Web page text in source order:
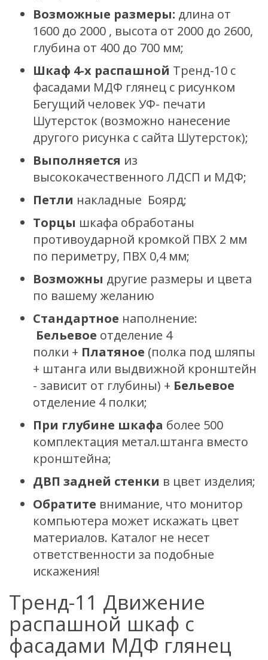
Возможные размеры: длина от
1600 до 2000 , высота от 2000 до 2600,
глубина от 400 до 700 мм;
Шкаф 4-х распашной Тренд-10 с
фасадами МДФ глянец с рисунком
Бегущий человек УФ- печати
Шутерсток (возможно нанесение
другого рисунка с сайта Шутерсток);
Выполняется из
высококачественного ЛДСП и МДФ;
Петли накладные Боярд;
Торцы шкафа обработаны
противоударной кромкой ПВХ 2 мм
по периметру, ПВХ 0,4 мм;
Возможны другие размеры и цвета
по вашему желанию
Стандартное наполнение:
Бельевое отделение 4
полки + Платяное (полка под шляпы
+ штанга или выдвижной кронштейн
- зависит от глубины) + Бельевое
отделение 4 полки;
При глубине шкафа более 500
комплектация метал.штанга вместо
кронштейна;
ДВП задней стенки в цвет изделия;
Обратите внимание, что монитор
компьютера может искажать цвет
материалов. Каталог не несет
ответственности за подобные
искажения!
Тренд-11 Движение
распашной шкаф с
фасадами МДФ глянец